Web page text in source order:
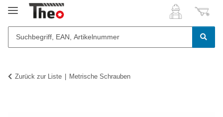
Zurück zur Liste Metrische Schrauben